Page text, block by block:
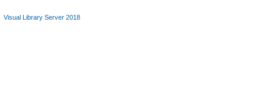
Visual Library Server 2018